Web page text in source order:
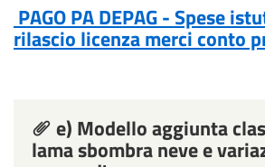
PAGO PA DEPAG - Spese
rilascio licenza merci conto
e) Modello aggiunta
lama sbombra neve e